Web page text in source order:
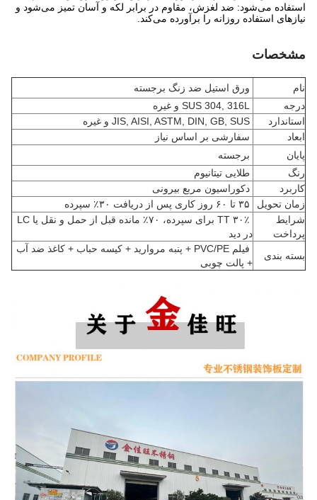
استفاده می‌شود: ضد لغزش، مقاوم در برابر لکه و آسان تمیز می‌شود و
نیازهای استفاده روزانه را برآورده می‌کند.
مشخصات
نام
ورق استیل ضد زنگ برجسته
درجه
استاندارد
ابعاد
سفارشی بر اساس نیاز
پایان
برجسته
رنگ
طلایی تیتانیوم
کاربرد
دکوراسیون مربع بیرونی
زمان تحویل
شرایط
پرداخت
۳۰٪ TT برای سپرده، ۷۰٪ مانده قبل از حمل و نقل یا LC
در دید
بسته بندی
فیلم PVC/PE + پنبه مروارید + کیسه حباب + کاغذ ضد آب
+ پالت چوبی